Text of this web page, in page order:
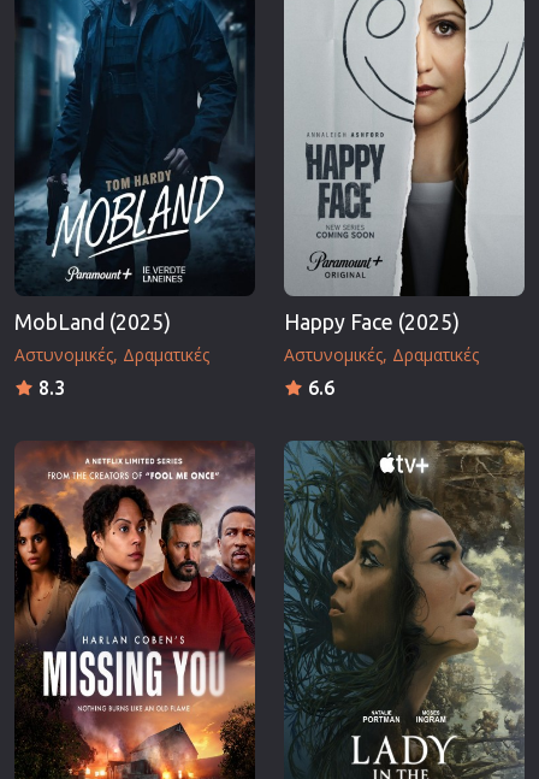
MobLand (2025)
Αστυνομικές Δραματικές
8.3
Happy Face (2025)
Αστυνομικές Δραματικές
6.6